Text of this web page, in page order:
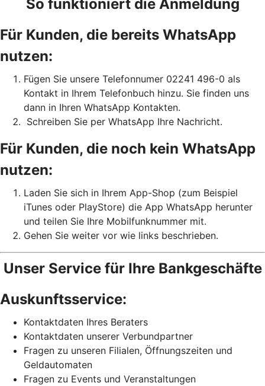
So funktioniert die Anmeldung
Für Kunden, die bereits WhatsApp
nutzen:
Fügen Sie unsere Telefonnumer 02241 496-0 als
Kontakt in Ihrem Telefonbuch hinzu. Sie finden uns
dann in Ihren WhatsApp Kontakten.
Schreiben Sie per WhatsApp Ihre Nachricht.
Für Kunden, die noch kein WhatsApp
nutzen:
Laden Sie sich in Ihrem App-Shop (zum Beispiel
iTunes oder PlayStore) die App WhatsApp herunter
und teilen Sie Ihre Mobilfunknummer mit.
Gehen Sie weiter vor wie links beschrieben.
Unser Service für Ihre Bankgeschäfte
Auskunftsservice:
Kontaktdaten Ihres Beraters
Kontaktdaten unserer Verbundpartner
Fragen zu unseren Filialen, Öffnungszeiten und
Geldautomaten
Fragen zu Events und Veranstaltungen